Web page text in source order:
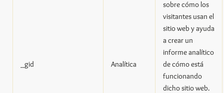
_gid Analítica
sobre cómo los
visitantes usan el
sitio web y ayuda
a crear un
informe analítico
de cómo está
funcionando
dicho sitio web.